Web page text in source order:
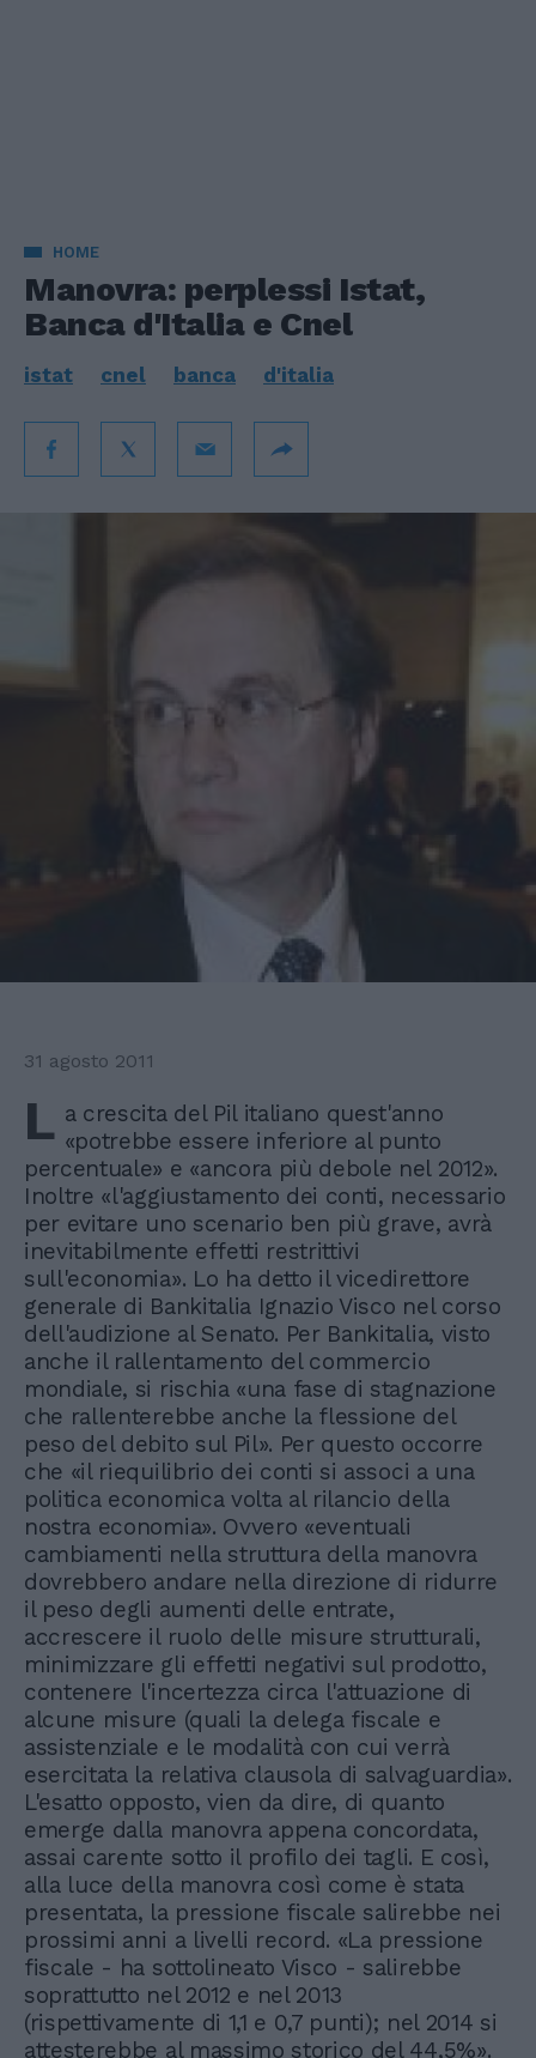
HOME
Manovra: perplessi Istat,
Banca d'Italia e Cnel
istat cnel banca d'italia
31 agosto 2011
L a crescita del Pil italiano quest'anno
«potrebbe essere inferiore al punto
percentuale» e «ancora più debole nel 2012».
Inoltre «l'aggiustamento dei conti, necessario
per evitare uno scenario ben più grave, avrà
inevitabilmente effetti restrittivi
sull'economia». Lo ha detto il vicedirettore
generale di Bankitalia Ignazio Visco nel corso
dell'audizione al Senato. Per Bankitalia, visto
anche il rallentamento del commercio
mondiale, si rischia «una fase di stagnazione
che rallenterebbe anche la flessione del
peso del debito sul Pil». Per questo occorre
che «il riequilibrio dei conti si associ a una
politica economica volta al rilancio della
nostra economia». Ovvero «eventuali
cambiamenti nella struttura della manovra
dovrebbero andare nella direzione di ridurre
il peso degli aumenti delle entrate,
accrescere il ruolo delle misure strutturali,
minimizzare gli effetti negativi sul prodotto,
contenere l'incertezza circa l'attuazione di
alcune misure (quali la delega fiscale e
assistenziale e le modalità con cui verrà
esercitata la relativa clausola di salvaguardia».
L'esatto opposto, vien da dire, di quanto
emerge dalla manovra appena concordata,
assai carente sotto il profilo dei tagli. E così,
alla luce della manovra così come è stata
presentata, la pressione fiscale salirebbe nei
prossimi anni a livelli record. «La pressione
fiscale - ha sottolineato Visco - salirebbe
soprattutto nel 2012 e nel 2013
(rispettivamente di 1,1 e 0,7 punti); nel 2014 si
attesterebbe al massimo storico del 44,5%».